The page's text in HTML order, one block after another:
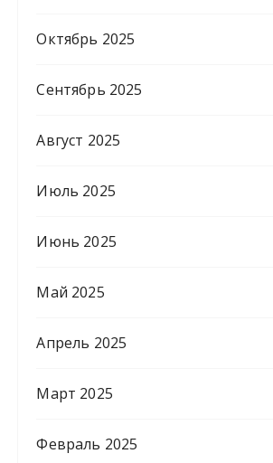
Октябрь 2025
Сентябрь 2025
Август 2025
Июль 2025
Июнь 2025
Май 2025
Апрель 2025
Март 2025
Февраль 2025